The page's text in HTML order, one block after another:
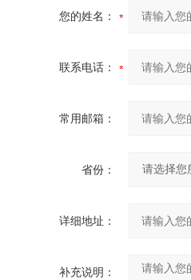
您的姓名：
联系电话：
常用邮箱：
省份：
详细地址：
补充说明：